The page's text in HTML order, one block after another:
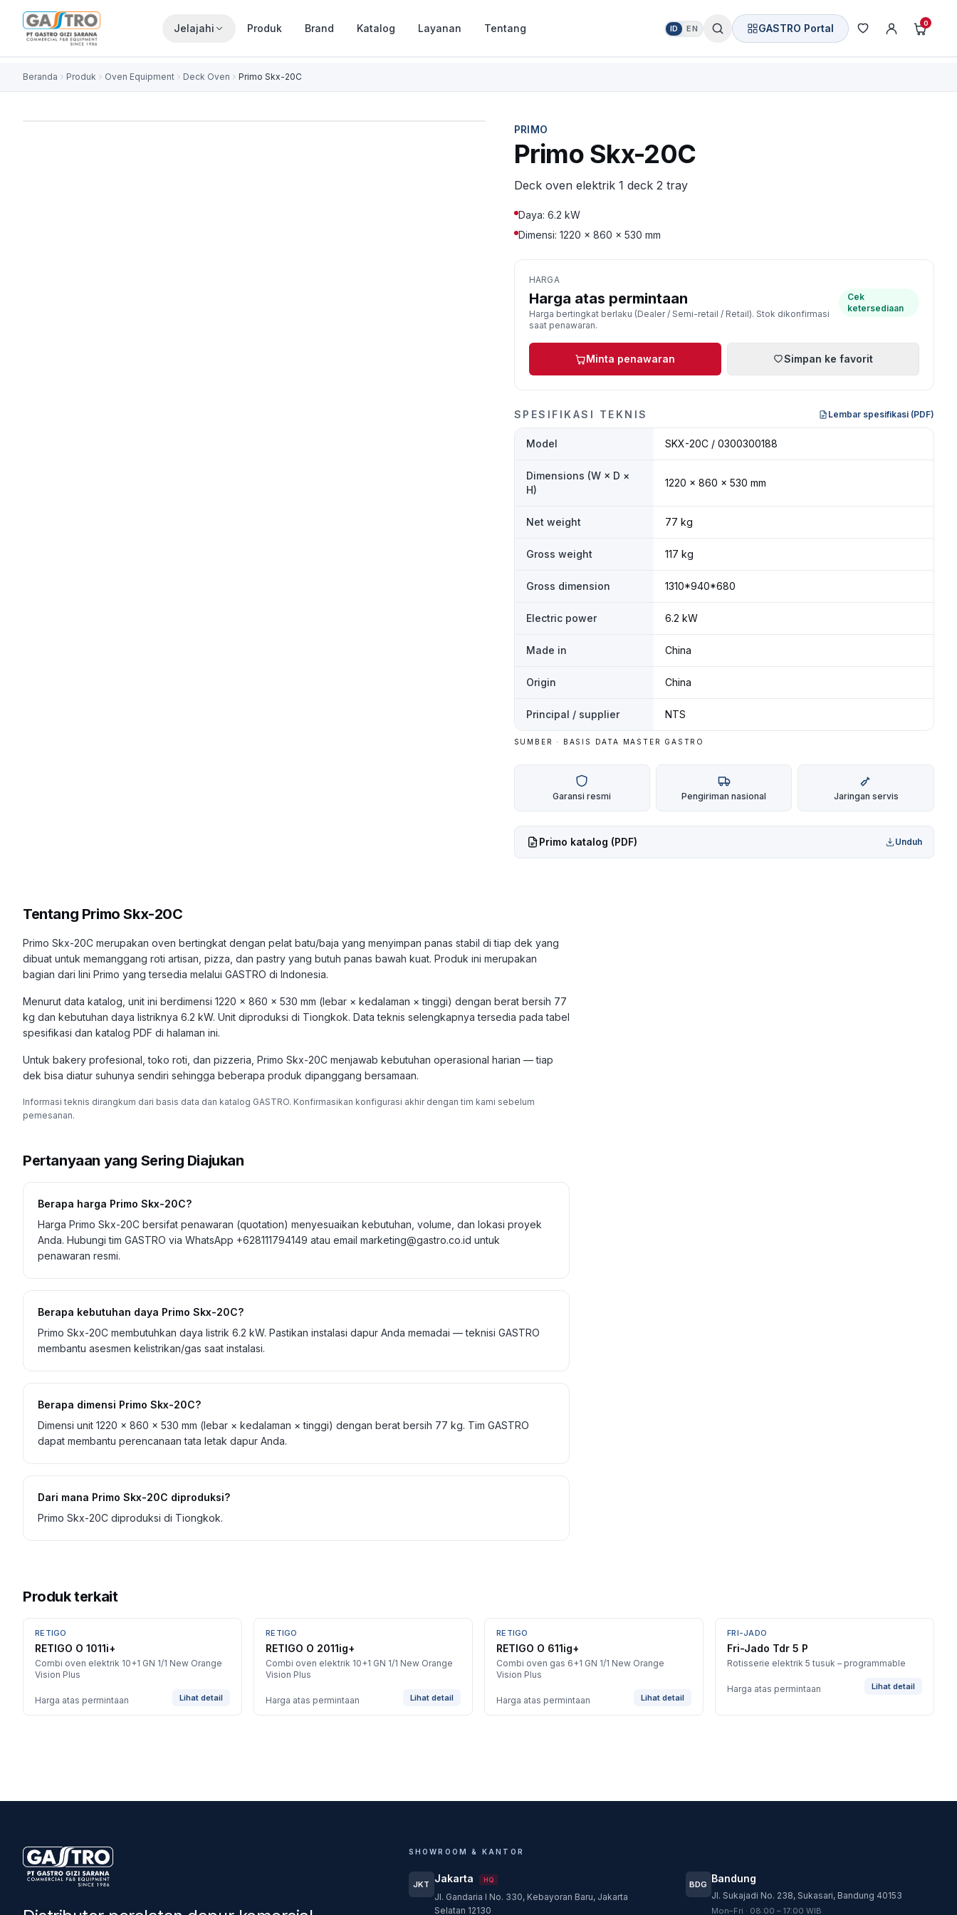
Jelajahi Produk Brand Katalog Layanan Tentang ID EN GASTRO Portal 0
Beranda Produk Oven Equipment Deck Oven Primo Skx-20C
PRIMO
Primo Skx-20C
Deck oven elektrik 1 deck 2 tray
Daya: 6.2 kW
Dimensi: 1220 × 860 × 530 mm
HARGA
Harga atas permintaan
Harga bertingkat berlaku (Dealer / Semi-retail / Retail). Stok dikonfirmasi
saat penawaran.
Cek
ketersediaan
Minta penawaran Simpan ke favorit
SPESIFIKASI TEKNIS Lembar spesifikasi (PDF)
Model SKX-20C / 0300300188
Dimensions (W × D ×
H)
1220 × 860 × 530 mm
Net weight 77 kg
Gross weight 117 kg
Gross dimension 1310*940*680
Electric power 6.2 kW
Made in China
Origin China
Principal / supplier NTS
SUMBER · BASIS DATA MASTER GASTRO
Garansi resmi Pengiriman nasional Jaringan servis
Primo katalog (PDF) Unduh
Tentang Primo Skx-20C
Primo Skx-20C merupakan oven bertingkat dengan pelat batu/baja yang menyimpan panas stabil di tiap dek yang
dibuat untuk memanggang roti artisan, pizza, dan pastry yang butuh panas bawah kuat. Produk ini merupakan
bagian dari lini Primo yang tersedia melalui GASTRO di Indonesia.
Menurut data katalog, unit ini berdimensi 1220 × 860 × 530 mm (lebar × kedalaman × tinggi) dengan berat bersih 77
kg dan kebutuhan daya listriknya 6.2 kW. Unit diproduksi di Tiongkok. Data teknis selengkapnya tersedia pada tabel
spesifikasi dan katalog PDF di halaman ini.
Untuk bakery profesional, toko roti, dan pizzeria, Primo Skx-20C menjawab kebutuhan operasional harian — tiap
dek bisa diatur suhunya sendiri sehingga beberapa produk dipanggang bersamaan.
Informasi teknis dirangkum dari basis data dan katalog GASTRO. Konfirmasikan konfigurasi akhir dengan tim kami sebelum
pemesanan.
Pertanyaan yang Sering Diajukan
Berapa harga Primo Skx-20C?
Harga Primo Skx-20C bersifat penawaran (quotation) menyesuaikan kebutuhan, volume, dan lokasi proyek
Anda. Hubungi tim GASTRO via WhatsApp +628111794149 atau email marketing@gastro.co.id untuk
penawaran resmi.
Berapa kebutuhan daya Primo Skx-20C?
Primo Skx-20C membutuhkan daya listrik 6.2 kW. Pastikan instalasi dapur Anda memadai — teknisi GASTRO
membantu asesmen kelistrikan/gas saat instalasi.
Berapa dimensi Primo Skx-20C?
Dimensi unit 1220 × 860 × 530 mm (lebar × kedalaman × tinggi) dengan berat bersih 77 kg. Tim GASTRO
dapat membantu perencanaan tata letak dapur Anda.
Dari mana Primo Skx-20C diproduksi?
Primo Skx-20C diproduksi di Tiongkok.
Produk terkait
BARU
RETIGO
RETIGO O 1011i+
Combi oven elektrik 10+1 GN 1/1 New Orange
Vision Plus
Harga atas permintaan Lihat detail
BARU
RETIGO
RETIGO O 2011ig+
Combi oven elektrik 10+1 GN 1/1 New Orange
Vision Plus
Harga atas permintaan Lihat detail
BARU
RETIGO
RETIGO O 611ig+
Combi oven gas 6+1 GN 1/1 New Orange
Vision Plus
Harga atas permintaan Lihat detail
FRI-JADO
Fri-Jado Tdr 5 P
Rotisserie elektrik 5 tusuk – programmable
Harga atas permintaan Lihat detail
SHOWROOM & KANTOR
JKT Jakarta HQ
Jl. Gandaria I No. 330, Kebayoran Baru, Jakarta
Selatan 12130
BDG Bandung
Jl. Sukajadi No. 238, Sukasari, Bandung 40153
Mon–Fri · 08:00 – 17:00 WIB
Tim biasanya membalas dalam beberapa menit.